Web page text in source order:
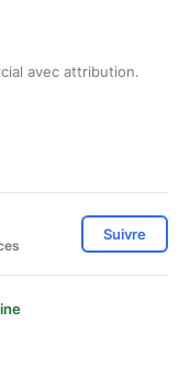
avec attribution.
Suivre